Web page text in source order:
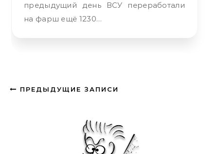
предыдущий день ВСУ переработали
на фарш ещё 1230…
ПРЕДЫДУЩИЕ ЗАПИСИ